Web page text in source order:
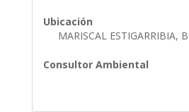
Ubicación
MARISCAL ESTIGARRIBIA,
Consultor Ambiental